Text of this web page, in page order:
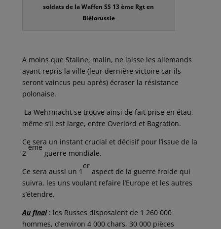
soldats de la Waffen SS 13 ème Rgt en
Biélorussie
A moins que Staline, malin, ne laisse les allemands
ayant repris la ville (leur dernière victoire car ils
seront vaincus peu après) écraser la résistance
polonaise.
La Wehrmacht se trouve ainsi de fait prise en étau,
même s’il est large, entre Overlord et Bagration.
Ce sera un instant crucial et décisif pour l’issue de la
2
ème
guerre mondiale.
Ce sera aussi un 1
er
aspect de la guerre froide qui
suivra, les uns voulant refaire l’Europe et les autres
s’étendre.
Au final: les Russes disposaient de 1 260 000
hommes, d’environ 4 000 chars, 30 000 pièces